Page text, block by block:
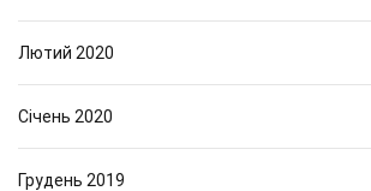
Лютий 2020
Січень 2020
Грудень 2019